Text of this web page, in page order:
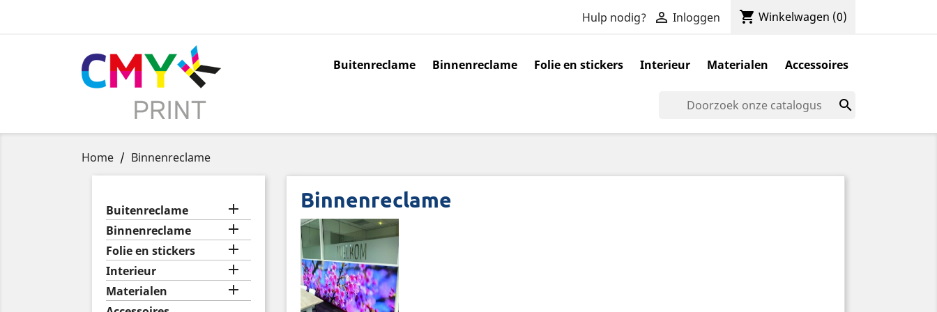
Hulp nodig?  Inloggen shopping_cart Winkelwagen (0)
Buitenreclame Binnenreclame Folie en stickers Interieur Materialen Accessoires

Home Binnenreclame
Buitenreclame 
Binnenreclame 
Folie en stickers 
Interieur 
Materialen 
Binnenreclame